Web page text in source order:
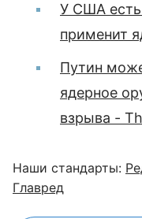
У США есть
применит
Путин
ядерное
взрыва -
Наши стандарты:
Главред